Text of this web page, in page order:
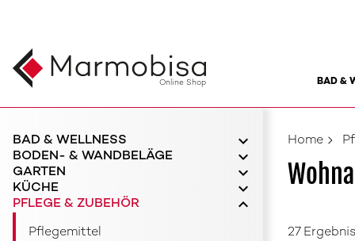
Online Shop BAD &
BAD & WELLNESS
BODEN- & WANDBELÄGE
GARTEN
KÜCHE
PFLEGE & ZUBEHÖR
Pflegemittel
Home
27